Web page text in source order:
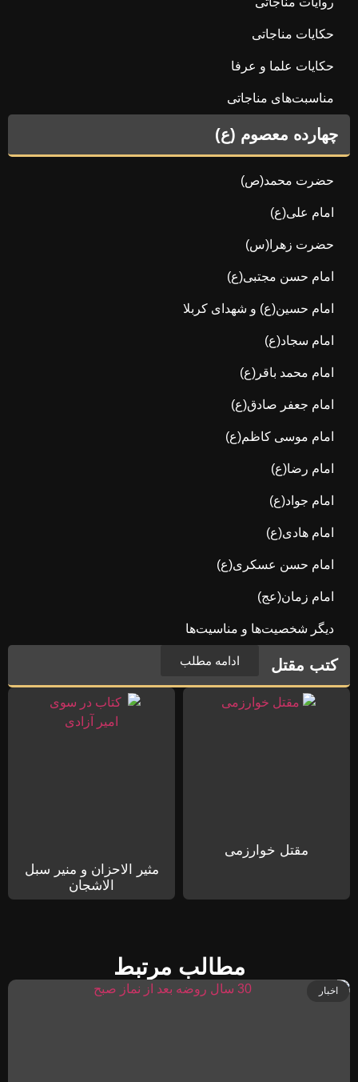
حکایات مناجاتی
حکایات علما و عرفا
مناسبت‌های مناجاتی
چهارده معصوم (ع)
حضرت محمد(ص)
امام علی(ع)
حضرت زهرا(س)
امام حسن مجتبی(ع)
امام حسین(ع) و شهدای کربلا
امام سجاد(ع)
امام محمد باقر(ع)
امام جعفر صادق(ع)
امام موسی کاظم(ع)
امام رضا(ع)
امام جواد(ع)
امام هادی(ع)
امام حسن عسکری(ع)
امام زمان(عج)
دیگر شخصیت‌ها و مناسیت‌ها
کتب مقتل ادامه مطلب
مقتل خوارزمی
مثیر الاحزان و منیر سبل
الاشجان
مطالب مرتبط
اخبار